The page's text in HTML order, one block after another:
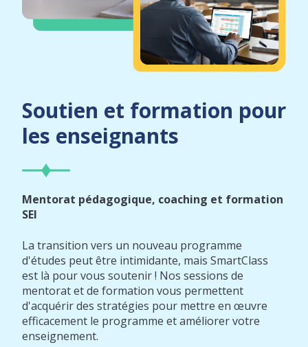
Soutien et formation pour
les enseignants
Mentorat pédagogique, coaching et formation
SEI
La transition vers un nouveau programme
d'études peut être intimidante, mais SmartClass
est là pour vous soutenir ! Nos sessions de
mentorat et de formation vous permettent
d'acquérir des stratégies pour mettre en œuvre
efficacement le programme et améliorer votre
enseignement.